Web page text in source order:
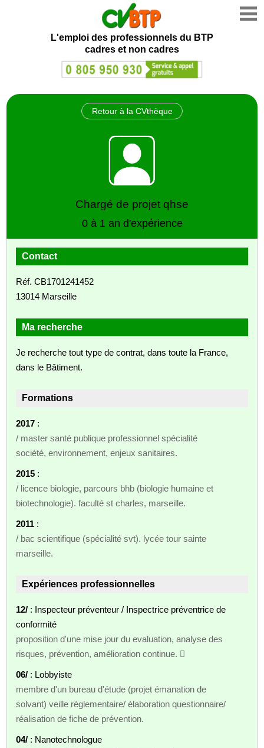
L'emploi des professionnels du BTP
cadres et non cadres
Retour à la CVthèque
Chargé de projet qhse
0 à 1 an d'expérience
Contact
Réf. CB1701241452
13014 Marseille
Ma recherche
Je recherche tout type de contrat, dans toute la France,
dans le Bâtiment.
Formations
2017 :
/ master santé publique professionnel spécialité
société, environnement, enjeux sanitaires.
2015 :
/ licence biologie, parcours bhb (biologie humaine et
biotechnologie). faculté st charles, marseille.
2011 :
/ bac scientifique (spécialité svt). lycée tour sainte
marseille.
Expériences professionnelles
12/ : Inspecteur préventeur / Inspectrice préventrice de
conformité
proposition d'une mise jour du evaluation, analyse des
risques, prévention, amélioration continue. 
06/ : Lobbyiste
membre d'un bureau d'étude (projet émanation de
solvant) veille réglementaire/ élaboration questionnaire/
réalisation de fiche de prévention.
04/ : Nanotechnologue